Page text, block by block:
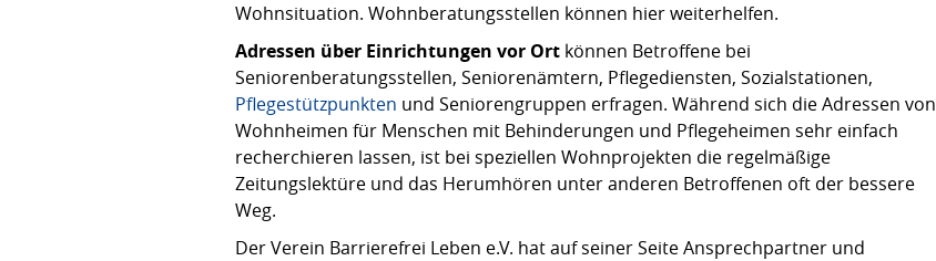
Wohnsituation. Wohnberatungsstellen können hier weiterhelfen.
Adressen über Einrichtungen vor Ort können Betroffene bei
Seniorenberatungsstellen, Seniorenämtern, Pflegediensten, Sozialstationen,
Pflegestützpunkten und Seniorengruppen erfragen. Während sich die Adressen von
Wohnheimen für Menschen mit Behinderungen und Pflegeheimen sehr einfach
recherchieren lassen, ist bei speziellen Wohnprojekten die regelmäßige
Zeitungslektüre und das Herumhören unter anderen Betroffenen oft der bessere
Weg.
Der Verein Barrierefrei Leben e.V. hat auf seiner Seite Ansprechpartner und